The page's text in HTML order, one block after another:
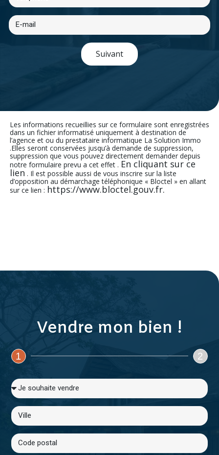
Suivant
Les informations recueillies sur ce formulaire sont enregistrées
dans un fichier informatisé uniquement à destination de
l’agence et ou du prestataire informatique La Solution Immo
.Elles seront conservées jusqu’à demande de suppression,
suppression que vous pouvez directement demander depuis
notre formulaire prevu a cet effet . En cliquant sur ce
lien . Il est possible aussi de vous inscrire sur la liste
d’opposition au démarchage téléphonique « Bloctel » en allant
sur ce lien : https://www.bloctel.gouv.fr.
Vendre mon bien !
1 2